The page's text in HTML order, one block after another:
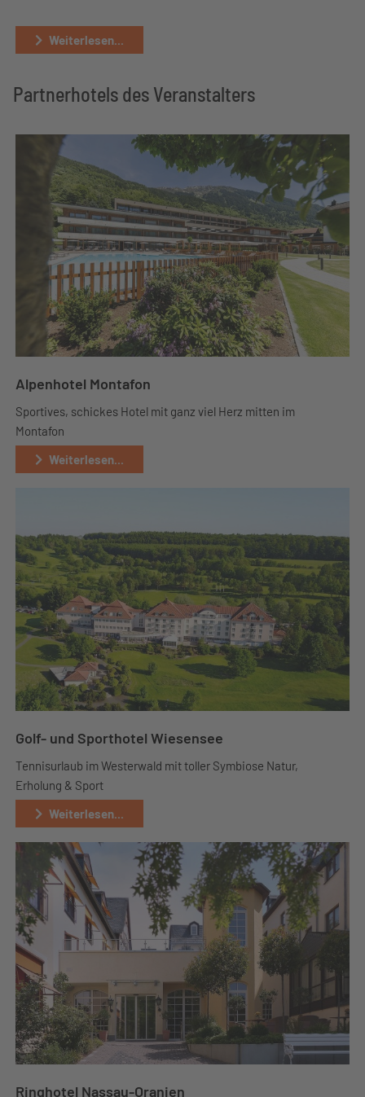
Weiterlesen...
Partnerhotels des Veranstalters
Alpenhotel Montafon
Sportives, schickes Hotel mit ganz viel Herz mitten im
Montafon
Weiterlesen...
Golf- und Sporthotel Wiesensee
Tennisurlaub im Westerwald mit toller Symbiose Natur,
Erholung & Sport
Weiterlesen...
Ringhotel Nassau-Oranien